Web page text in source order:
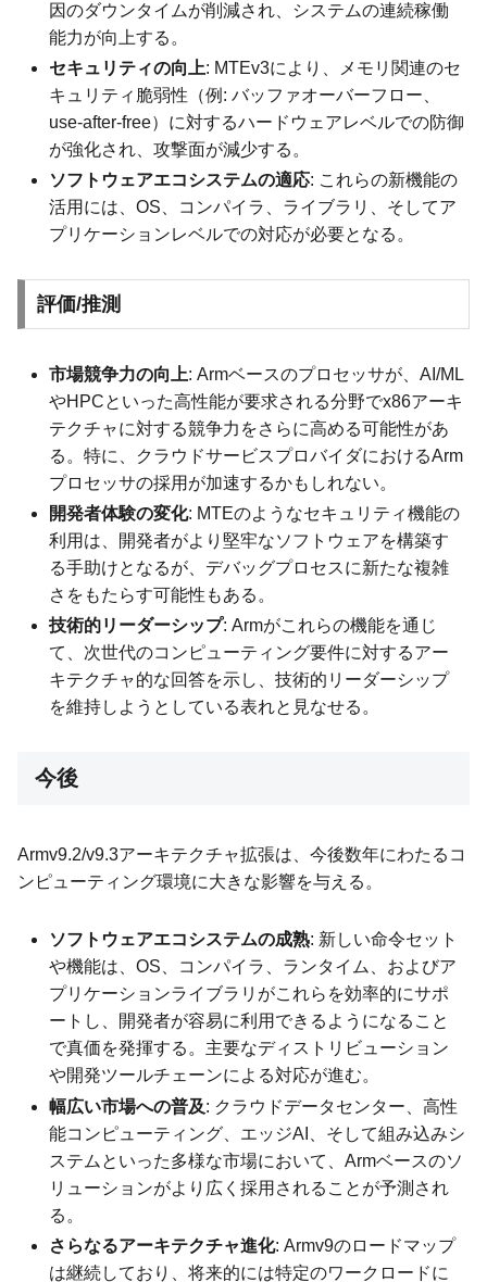
因のダウンタイムが削減され、システムの連続稼働
能力が向上する。
セキュリティの向上: MTEv3により、メモリ関連のセ
キュリティ脆弱性（例: バッファオーバーフロー、
use-after-free）に対するハードウェアレベルでの防御
が強化され、攻撃面が減少する。
ソフトウェアエコシステムの適応: これらの新機能の
活用には、OS、コンパイラ、ライブラリ、そしてア
プリケーションレベルでの対応が必要となる。
評価/推測
市場競争力の向上: Armベースのプロセッサが、AI/ML
やHPCといった高性能が要求される分野でx86アーキ
テクチャに対する競争力をさらに高める可能性があ
る。特に、クラウドサービスプロバイダにおけるArm
プロセッサの採用が加速するかもしれない。
開発者体験の変化: MTEのようなセキュリティ機能の
利用は、開発者がより堅牢なソフトウェアを構築す
る手助けとなるが、デバッグプロセスに新たな複雑
さをもたらす可能性もある。
技術的リーダーシップ: Armがこれらの機能を通じ
て、次世代のコンピューティング要件に対するアー
キテクチャ的な回答を示し、技術的リーダーシップ
を維持しようとしている表れと見なせる。
今後
Armv9.2/v9.3アーキテクチャ拡張は、今後数年にわたるコ
ンピューティング環境に大きな影響を与える。
ソフトウェアエコシステムの成熟: 新しい命令セット
や機能は、OS、コンパイラ、ランタイム、およびア
プリケーションライブラリがこれらを効率的にサポ
ートし、開発者が容易に利用できるようになること
で真価を発揮する。主要なディストリビューション
や開発ツールチェーンによる対応が進む。
幅広い市場への普及: クラウドデータセンター、高性
能コンピューティング、エッジAI、そして組み込みシ
ステムといった多様な市場において、Armベースのソ
リューションがより広く採用されることが予測され
る。
さらなるアーキテクチャ進化: Armv9のロードマップ
は継続しており、将来的には特定のワークロードに